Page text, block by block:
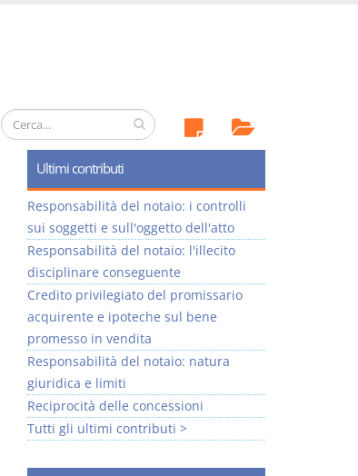
Ultimi contributi
Responsabilità del notaio: i controlli
sui soggetti e sull'oggetto dell'atto
Responsabilità del notaio: l'illecito
disciplinare conseguente
Credito privilegiato del promissario
acquirente e ipoteche sul bene
promesso in vendita
Responsabilità del notaio: natura
giuridica e limiti
Reciprocità delle concessioni
Tutti gli ultimi contributi >